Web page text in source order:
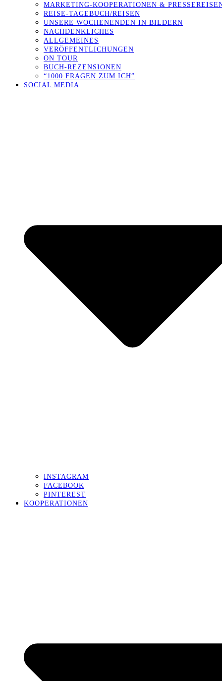
MARKETING-KOOPERATIONEN &
REISE-TAGEBUCH/REISEN
UNSERE WOCHENENDEN IN BILDERN
NACHDENKLICHES
ALLGEMEINES
VERÖFFENTLICHUNGEN
ON TOUR
BUCH-REZENSIONEN
“1000 FRAGEN ZUM ICH”
SOCIAL MEDIA
INSTAGRAM
FACEBOOK
PINTEREST
KOOPERATIONEN